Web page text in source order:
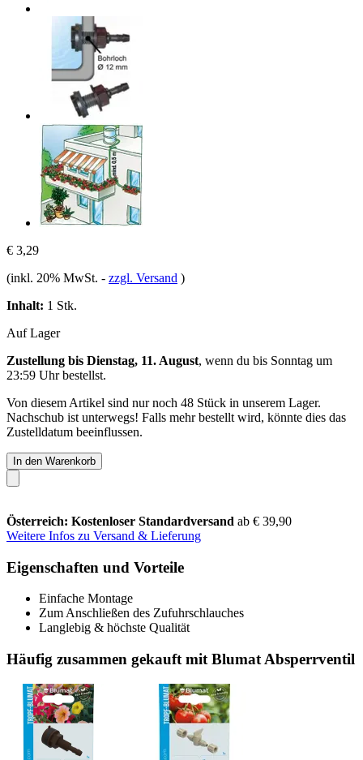
€ 3,29
(inkl. 20% MwSt. - zzgl. Versand )
Inhalt: 1 Stk.
Auf Lager
Zustellung bis Dienstag, 11. August, wenn du bis Sonntag um
23:59 Uhrbestellst.
Von diesem Artikel sind nur noch 48 Stück in unserem Lager.
Nachschub ist unterwegs! Falls mehr bestellt wird, könnte dies das
Zustelldatum beeinflussen.
In den Warenkorb
Österreich: Kostenloser Standardversand ab € 39,90
Weitere Infos zu Versand & Lieferung
Eigenschaften und Vorteile
Einfache Montage
Zum Anschließen des Zufuhrschlauches
Langlebig & höchste Qualität
Häufig zusammen gekauft mit Blumat Absperrventil